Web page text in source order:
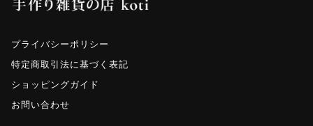
プライバシーポリシー
特定商取引法に基づく表記
ショッピングガイド
お問い合わせ